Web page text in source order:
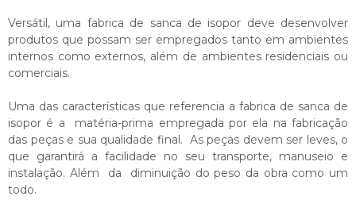
Versátil, uma fabrica de sanca de isopor deve desenvolver
produtos que possam ser empregados tanto em ambientes
internos como externos, além de ambientes residenciais ou
comerciais.
Uma das características que referencia a fabrica de sanca de
isopor é a matéria-prima empregada por ela na fabricação
das peças e sua qualidade final. As peças devem ser leves, o
que garantirá a facilidade no seu transporte, manuseio e
instalação. Além da diminuição do peso da obra como um
todo.